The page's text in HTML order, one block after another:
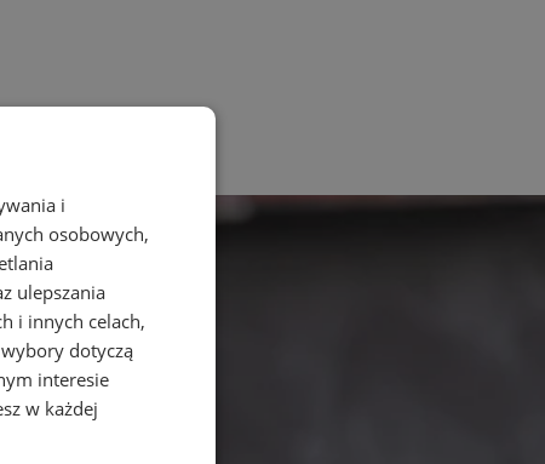
i
osobowych,
ulepszania
i innych celach,
dotyczą
interesie
w każdej